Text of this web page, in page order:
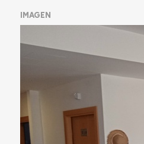
IMAGEN